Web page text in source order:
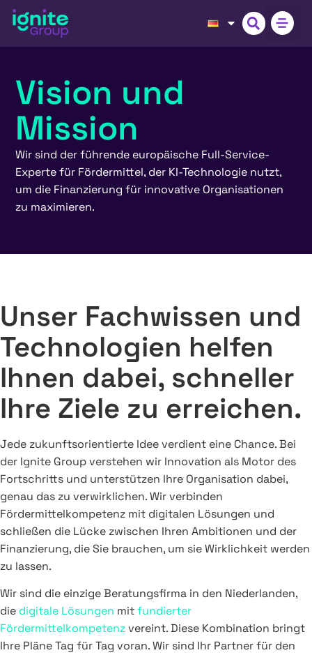
Vision und
Mission
Wir sind der führende europäische Full-Service-
Experte für Fördermittel, der KI-Technologie nutzt,
um die Finanzierung für innovative Organisationen
zu maximieren.
Unser Fachwissen und
Technologien helfen
Ihnen dabei, schneller
Ihre Ziele zu erreichen.
Jede zukunftsorientierte Idee verdient eine Chance. Bei
der Ignite Group verstehen wir Innovation als Motor des
Fortschritts und unterstützen Ihre Organisation dabei,
genau das zu verwirklichen. Wir verbinden
Fördermittelkompetenz mit digitalen Lösungen und
schließen die Lücke zwischen Ihren Ambitionen und der
Finanzierung, die Sie brauchen, um sie Wirklichkeit werden
zu lassen.
Wir sind die einzige Beratungsfirma in den Niederlanden,
die digitale Lösungen mitfundierter
Fördermittelkompetenzvereint. Diese Kombination bringt
Ihre Pläne Tag für Tag voran. Wir sind Ihr Partner für den